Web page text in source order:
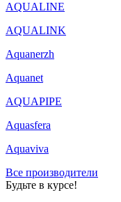
AQUALINE
AQUALINK
Aquanerzh
Aquanet
AQUAPIPE
Aquasfera
Aquaviva
Все производители
Будьте в курсе!